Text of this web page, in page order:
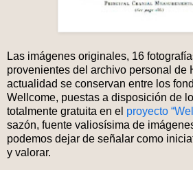
Las imágenes originales, 16
provenientes del archivo personal de
actualidad se conservan entre los
Wellcome, puestas a disposición de
totalmente gratuita en el proyecto
sazón, fuente valiosísima de
podemos dejar de señalar como
y valorar.